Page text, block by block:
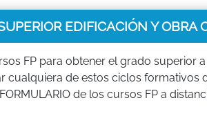
EDIFICACIÓN Y
FP para obtener el grado superior
cualquiera de estos ciclos formativos
de los cursos FP a